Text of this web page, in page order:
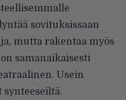
sovituksissaan
mutta rakentaa myös
samanaikaisesti
Usein